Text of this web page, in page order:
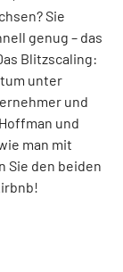
Sie
genug – das
Blitzscaling:
unter
und
und
man mit
Sie den beiden